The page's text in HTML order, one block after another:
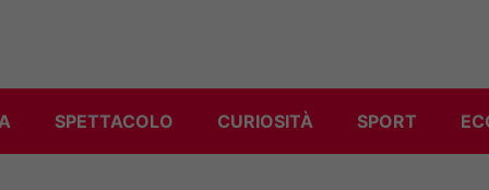
SPETTACOLO CURIOSITÀ SPORT